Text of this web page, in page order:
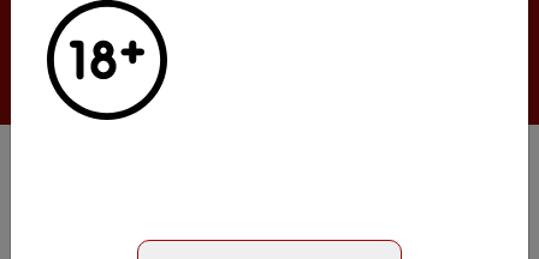
Галлюцинации больших языковых моделей
в клинической урологии
Статья на английском